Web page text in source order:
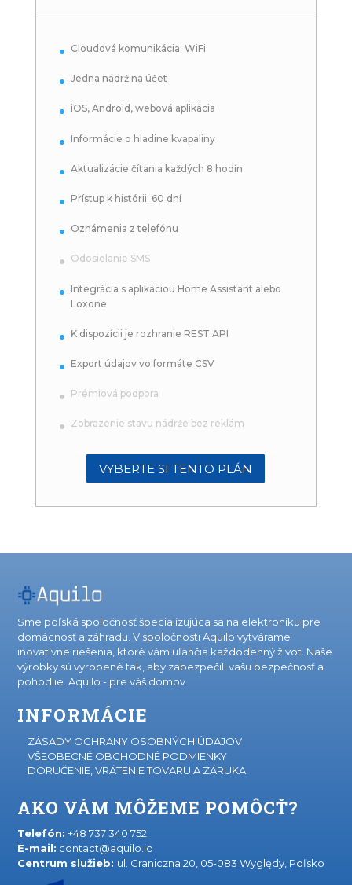
Cloudová komunikácia: WiFi
Jedna nádrž na účet
iOS, Android, webová aplikácia
Informácie o hladine kvapaliny
Aktualizácie čítania každých 8 hodín
Prístup k histórii: 60 dní
Oznámenia z telefónu
Odosielanie SMS
Integrácia s aplikáciou Home Assistant alebo
Loxone
K dispozícii je rozhranie REST API
Export údajov vo formáte CSV
Prémiová podpora
Zobrazenie stavu nádrže bez reklám
VYBERTE SI TENTO PLÁN
Sme poľská spoločnosť špecializujúca sa na elektroniku pre
domácnosť a záhradu. V spoločnosti Aquilo vytvárame
inovatívne riešenia, ktoré vám uľahčia každodenný život. Naše
výrobky sú vyrobené tak, aby zabezpečili vašu bezpečnosť a
pohodlie. Aquilo - pre váš domov.
INFORMÁCIE
ZÁSADY OCHRANY OSOBNÝCH ÚDAJOV
VŠEOBECNÉ OBCHODNÉ PODMIENKY
DORUČENIE, VRÁTENIE TOVARU A ZÁRUKA
AKO VÁM MÔŽEME POMÔCŤ?
Telefón: +48 737 340 752
E-mail: contact@aquilo.io
Centrum služieb: ul. Graniczna 20, 05-083 Wyględy, Poľsko